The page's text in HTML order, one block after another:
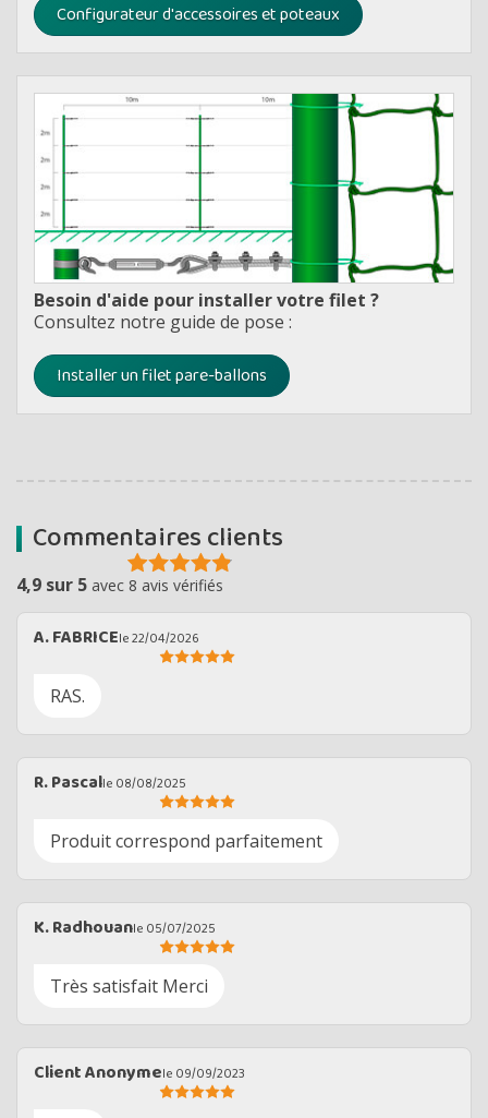
Configurateur d'accessoires et poteaux
Besoin d'aide pour installer votre filet ?
Consultez notre guide de pose :
Installer un filet pare-ballons
Commentaires clients
4,9 sur 5 avec 8 avis vérifiés
A. FABRICEle 22/04/2026
RAS.
R. Pascalle 08/08/2025
Produit correspond parfaitement
K. Radhouanle 05/07/2025
Très satisfait Merci
Client Anonymele 09/09/2023